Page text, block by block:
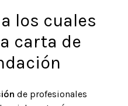
los cuales
carta de
de profesionales